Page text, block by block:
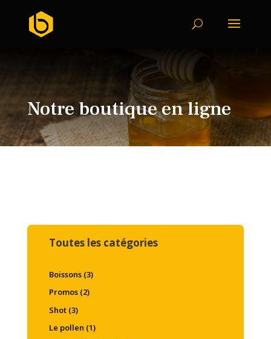
Notre boutique en ligne
Toutes les catégories
Boissons (3)
Promos (2)
Shot (3)
Le pollen (1)